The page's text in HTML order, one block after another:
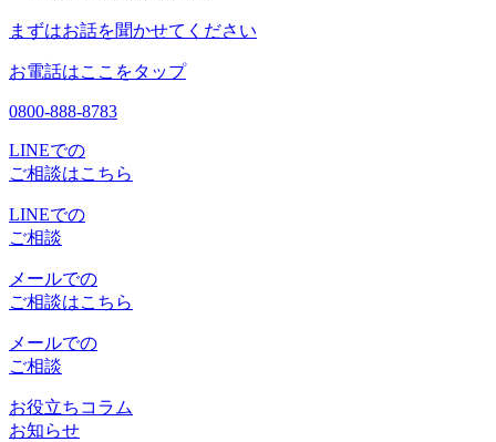
まずはお話を聞かせてください
お電話はここをタップ
0800-888-8783
LINEでの
ご相談はこちら
LINEでの
ご相談
メールでの
ご相談はこちら
メールでの
ご相談
お役立ちコラム
お知らせ